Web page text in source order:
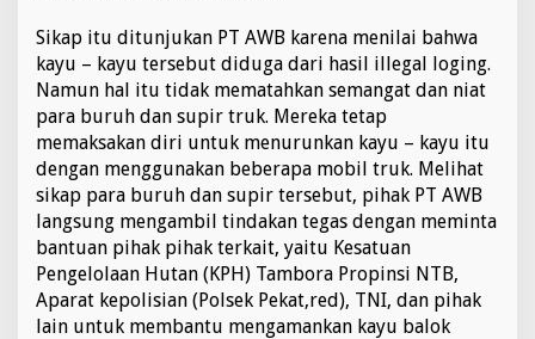
Sikap itu ditunjukan PT AWB karena menilai bahwa
kayu – kayu tersebut diduga dari hasil illegal loging.
Namun hal itu tidak mematahkan semangat dan niat
para buruh dan supir truk. Mereka tetap
memaksakan diri untuk menurunkan kayu – kayu itu
dengan menggunakan beberapa mobil truk. Melihat
sikap para buruh dan supir tersebut, pihak PT AWB
langsung mengambil tindakan tegas dengan meminta
bantuan pihak pihak terkait, yaitu Kesatuan
Pengelolaan Hutan (KPH) Tambora Propinsi NTB,
Aparat kepolisian (Polsek Pekat,red), TNI, dan pihak
lain untuk membantu mengamankan kayu balok